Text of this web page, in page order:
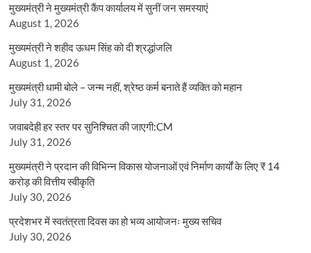
मुख्यमंत्री ने मुख्यमंत्री कैंप कार्यालय में सुनीं जन समस्याएं
August 1, 2026
मुख्यमंत्री ने शहीद ऊधम सिंह को दी श्रद्धांजलि
August 1, 2026
मुख्यमंत्री धामी बोले – जन्म नहीं, श्रेष्ठ कर्म बनाते हैं व्यक्ति को महान
July 31, 2026
जवाबदेही हर स्तर पर सुनिश्चित की जाएगी:CM
July 31, 2026
मुख्यमंत्री ने प्रदान की विभिन्न विकास योजनाओं एवं निर्माण कार्यों के लिए ₹ 14
करोड़ की वित्तीय स्वीकृति
July 30, 2026
प्रदेशभर में स्वतंत्रता दिवस का हो भव्य आयोजनः मुख्य सचिव
July 30, 2026